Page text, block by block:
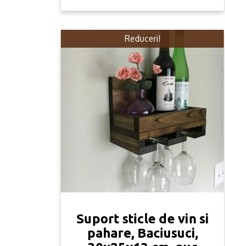
Reduceri!
Suport sticle de vin si
pahare, Baciusuci,